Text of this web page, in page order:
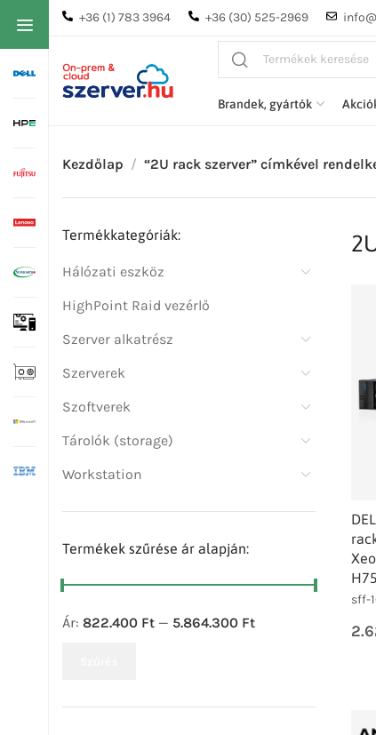
+36 (1) 783 3964 +36 (30) 525-2969
Brandek, gyártók
Kezdőlap “2U rack szerver” címkével
Termékkategóriák:
Hálózati eszköz
HighPoint Raid vezérlő
Szerver alkatrész
Szerverek
Szoftverek
Tárolók (storage)
Workstation
Termékek szűrése ár alapján:
Ár: 822.400 Ft — 5.864.300 Ft
sff-